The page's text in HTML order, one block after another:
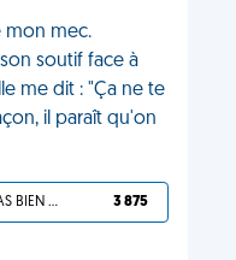
mon mec.
soutif face à
me dit : "Ça ne te
il paraît qu'on
TU L'AS BIEN MÉRITÉ 3 875